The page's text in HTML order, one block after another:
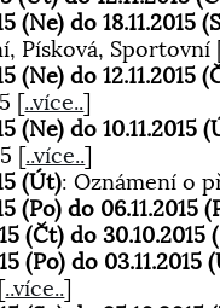
(Ne) do 18.11.2015
Písková, Sportovní
(Ne) do 12.11.2015
[..více..]
(Ne) do 10.11.2015
[..více..]
(Út): Oznámení o
(Po) do 06.11.2015
(Čt) do 30.10.2015
(Po) do 03.11.2015
[..více..]